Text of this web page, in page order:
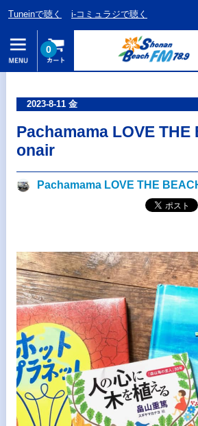
Tuneinで聴く i-コミュラジで聴く
0
2023-8-11 金
Pachamama LOVE THE
onair
Pachamama LOVE THE